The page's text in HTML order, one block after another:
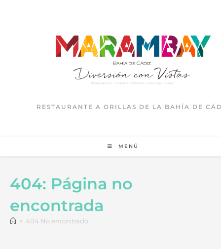
RESTAURANTE A ORILLAS DE LA BAHÍA DE
MENÚ
404: Página no
encontrada
> 404 No encontrado